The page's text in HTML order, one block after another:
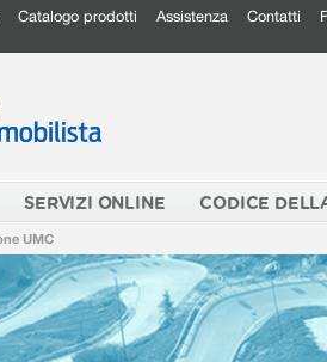
Catalogo prodotti Assistenza Contatti
SERVIZI ONLINE CODICE
UMC